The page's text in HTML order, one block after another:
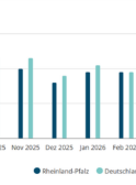
Pfalz